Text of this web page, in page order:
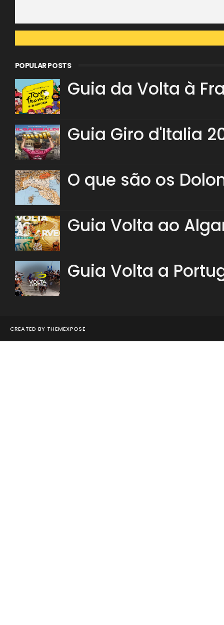
POPULAR POSTS
Guia da Volta à
Guia Giro d'Italia
O que são os
Guia Volta ao
Guia Volta a
CREATED BY THEMEXPOSE